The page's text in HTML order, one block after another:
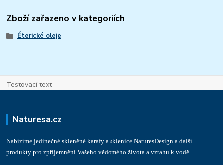
Zboží zařazeno v kategoriích
Éterické oleje
Testovací text
Naturesa.cz
Nabízíme jedinečné skleněné karafy a sklenice NaturesDesign a další
produkty pro zpříjemnění Vašeho vědomého života a vztahu k vodě.